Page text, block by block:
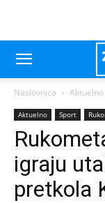
Naslovnica Aktuelno
Aktuelno Sport
igraju
pretkola